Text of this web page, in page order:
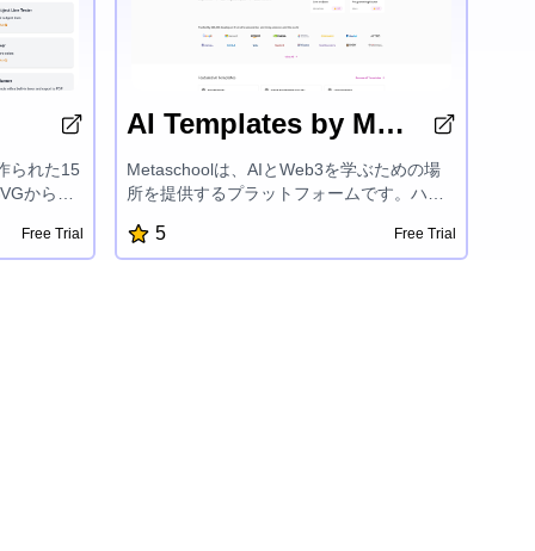
られた15
から
ンチェッ
ー、Eメ
よう設
Free Trial
AI Templates by Metaschool
Metaschoolは、AIとWeb3を学ぶための場
所を提供するプラットフォームです。ハン
された学習トラック、エキスパートメンタ
ーシップを提供し、OpenAI、Aptos、Sui、
5 Free Trial